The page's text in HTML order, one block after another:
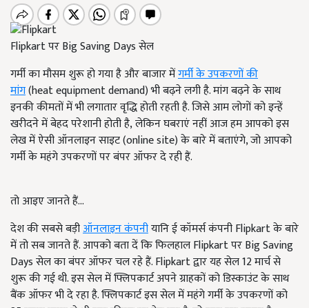
Flipkart पर Big Saving Days सेल
गर्मी का मौसम शुरू हो गया है और बाजार मेंगर्मी के उपकरणों की
मांग(heat equipment demand) भी बढ़ने लगी है. मांग बढ़ने के साथ
इनकी कीमतों में भी लगातार वृद्धि होती रहती है. जिसे आम लोगों को इन्हें
खरीदने में बेहद परेशानी होती है, लेकिन घबराएं नहीं आज हम आपको इस
लेख में ऐसी ऑनलाइन साइट (online site) के बारे में बताएंगे, जो आपको
गर्मी के महंगे उपकरणों पर बंपर ऑफर दे रही हैं.
तो आइए जानते हैं...
देश की सबसे बड़ीऑनलाइन कंपनीयानि ई कॉमर्स कंपनी Flipkart के बारे
में तो सब जानते हैं. आपको बता दें कि फिलहाल Flipkart पर Big Saving
Days सेल का बंपर ऑफर चल रहे हैं. Flipkart द्वार यह सेल 12 मार्च से
शुरू की गई थी. इस सेल में फ्लिपकार्ट अपने ग्राहकों को डिस्काउंट के साथ
बैंक ऑफर भी दे रहा है. फ्लिपकार्ट इस सेल में महंगे गर्मी के उपकरणों को